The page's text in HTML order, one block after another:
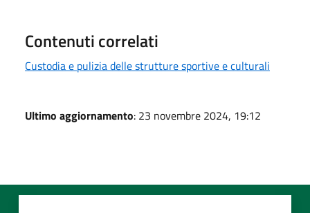
Contenuti correlati
Custodia e pulizia delle strutture sportive e culturali
Ultimo aggiornamento: 23 novembre 2024, 19:12